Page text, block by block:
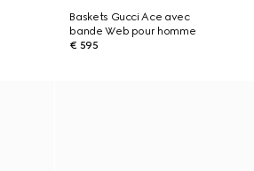
Baskets Gucci Ace avec
bande Web pour homme
€ 595